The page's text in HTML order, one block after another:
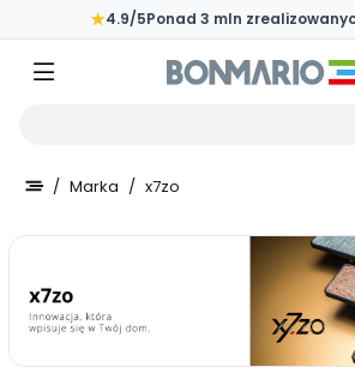
Przejdź do głównej zawartości strony
★4.9/5Ponad 3 mln
/ Marka / x7zo